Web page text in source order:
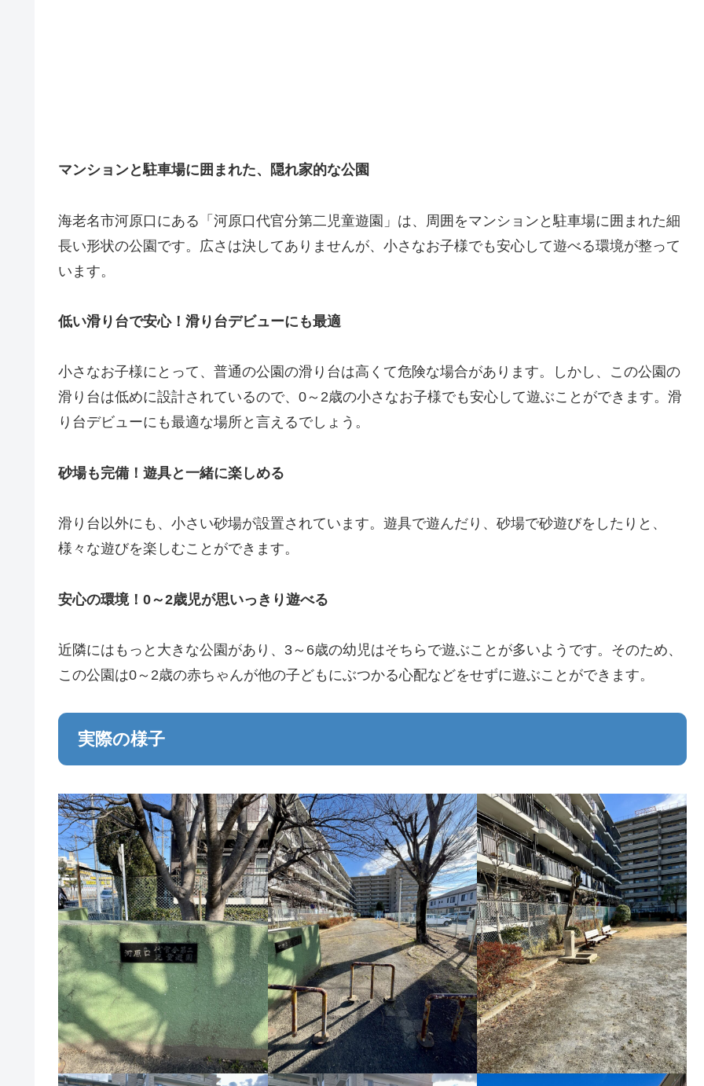
マンションと駐車場に囲まれた、隠れ家的な公園
海老名市河原口にある「河原口代官分第二児童遊園」は、周囲をマンションと駐車場に囲まれた細
長い形状の公園です。広さは決してありませんが、小さなお子様でも安心して遊べる環境が整って
います。
低い滑り台で安心！滑り台デビューにも最適
小さなお子様にとって、普通の公園の滑り台は高くて危険な場合があります。しかし、この公園の
滑り台は低めに設計されているので、0～2歳の小さなお子様でも安心して遊ぶことができます。滑
り台デビューにも最適な場所と言えるでしょう。
砂場も完備！遊具と一緒に楽しめる
滑り台以外にも、小さい砂場が設置されています。遊具で遊んだり、砂場で砂遊びをしたりと、
様々な遊びを楽しむことができます。
安心の環境！0～2歳児が思いっきり遊べる
近隣にはもっと大きな公園があり、3～6歳の幼児はそちらで遊ぶことが多いようです。そのため、
この公園は0～2歳の赤ちゃんが他の子どもにぶつかる心配などをせずに遊ぶことができます。
実際の様子